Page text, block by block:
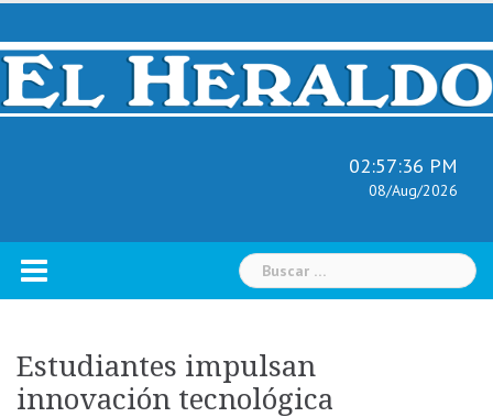
Skip
content
02:57:37 PM
08/Aug/2026
Buscar:
Estudiantes impulsan
innovación tecnológica